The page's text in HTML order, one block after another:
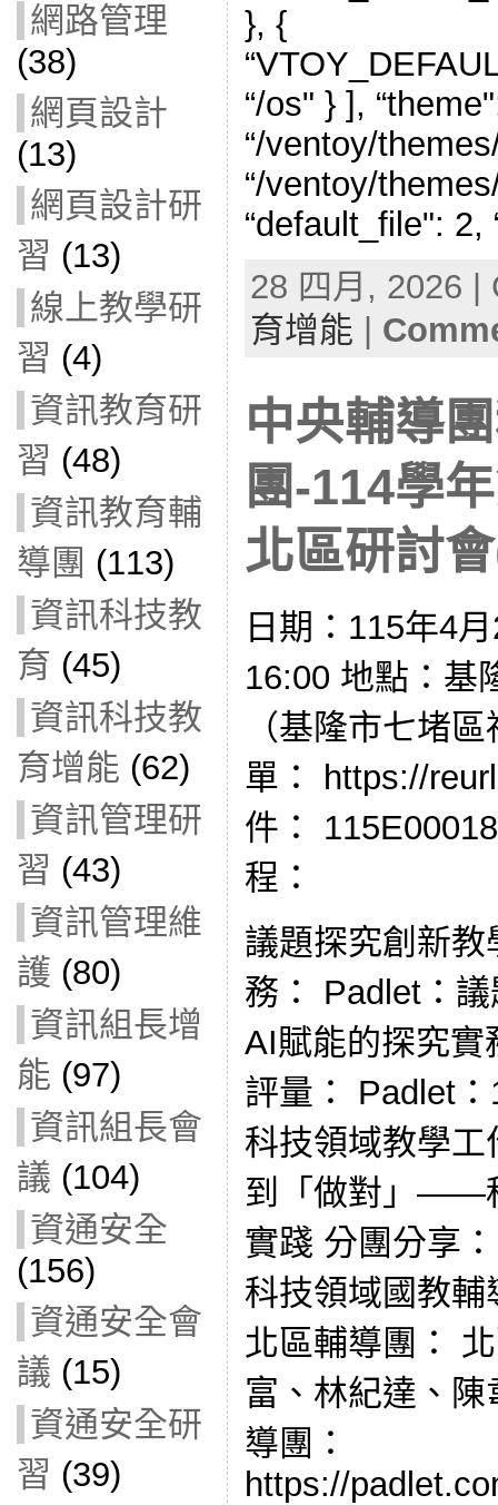
網路管理
(38)
網頁設計
(13)
網頁設計研
習 (13)
線上教學研
習 (4)
資訊教育研
習 (48)
資訊教育輔
導團 (113)
資訊科技教
育 (45)
資訊科技教
育增能 (62)
資訊管理研
習 (43)
資訊管理維
護 (80)
資訊組長增
能 (97)
資訊組長會
議 (104)
資通安全
(156)
資通安全會
議 (15)
資通安全研
習 (39)
}, {
“/os" } ],
“/ventoy/
“/ventoy/
“default_file":
28 四月, 2026
育增能
中央輔導
團-114學
北區研討
日期：115年4
16:00 地點：基
（基隆市七堵
單： https://
件：
程：
議題探究創新
務： Padlet：
AI賦能的探究實
評量： Padlet
科技領域教學
到「做對」——
實踐 分團分享
科技領域國教
北區輔導團：
富、林紀達、
導團：
https://